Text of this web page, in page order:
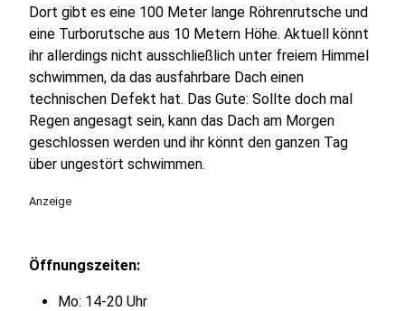
Dort gibt es eine 100 Meter lange Röhrenrutsche und
eine Turborutsche aus 10 Metern Höhe. Aktuell könnt
ihr allerdings nicht ausschließlich unter freiem Himmel
schwimmen, da das ausfahrbare Dach einen
technischen Defekt hat. Das Gute: Sollte doch mal
Regen angesagt sein, kann das Dach am Morgen
geschlossen werden und ihr könnt den ganzen Tag
über ungestört schwimmen.
Anzeige
Öffnungszeiten:
Mo: 14-20 Uhr